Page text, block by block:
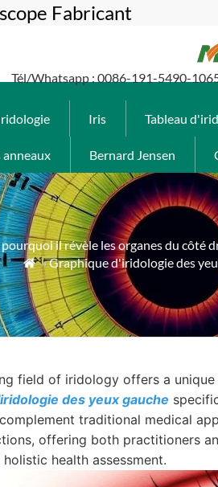
Fabricant
Tél/Whatsapp : 0086-191-5490-
Iris Tableau
anneaux Bernard Jensen
il révèle les organes du côté
 »Graphique d'iridologie des
field of iridology offers a
des yeux gauche
traditional medical
offering both practitioners
health assessment.